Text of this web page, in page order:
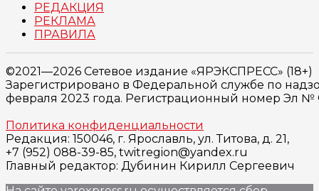
РЕДАКЦИЯ
РЕКЛАМА
ПРАВИЛА
©2021—2026 Сетевое издание «ЯРЭКСПРЕСС» (18+)
Зарегистрировано в Федеральной службе по
февраля 2023 года. Регистрационный номер Эл №
Политика конфиденциальности
Редакция: 150046, г. Ярославль, ул. Титова, д. 21,
+7 (952) 088-39-85, twitregion@yandex.ru
Главный редактор: Дубинин Кирилл Сергеевич